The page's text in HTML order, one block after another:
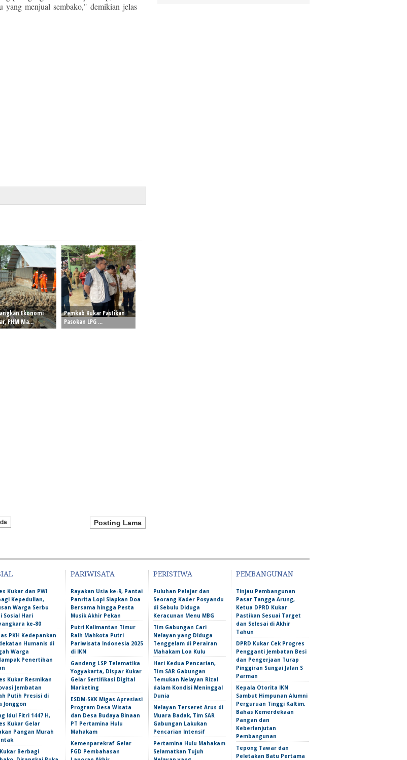
yang menjual sembako," demikian jelas
Ekonomi
PHM Ma...
Pemkab Kukar Pastikan
Pasokan LPG ...
Posting Lama
Kukar dan PWI
Kepedulian,
Warga Serbu
Sosial Hari
ke-80
PKH Kedepankan
Humanis di
Warga
Penertiban
Kukar Resmikan
Jembatan
Putih Presisi di
Jonggon
Idul Fitri 1447 H,
Kukar Gelar
Pangan Murah
Kukar Berbagi
PARIWISATA
Rayakan Usia ke-9, Pantai
Panrita Lopi Siapkan Doa
Bersama hingga Pesta
Musik Akhir Pekan
Putri Kalimantan Timur
Raih Mahkota Putri
Pariwisata Indonesia 2025
di IKN
Gandeng LSP Telematika
Yogyakarta, Dispar Kukar
Gelar Sertifikasi Digital
Marketing
ESDM-SKK Migas Apresiasi
Program Desa Wisata
dan Desa Budaya Binaan
PT Pertamina Hulu
Mahakam
Kemenparekraf Gelar
FGD Pembahasan
PERISTIWA
Puluhan Pelajar dan
Seorang Kader Posyandu
di Sebulu Diduga
Keracunan Menu MBG
Tim Gabungan Cari
Nelayan yang Diduga
Tenggelam di Perairan
Mahakam Loa Kulu
Hari Kedua Pencarian,
Tim SAR Gabungan
Temukan Nelayan Rizal
dalam Kondisi Meninggal
Dunia
Nelayan Terseret Arus di
Muara Badak, Tim SAR
Gabungan Lakukan
Pencarian Intensif
Pertamina Hulu Mahakam
Selamatkan Tujuh
PEMBANGUNAN
Tinjau Pembangunan
Pasar Tangga Arung,
Ketua DPRD Kukar
Pastikan Sesuai Target
dan Selesai di Akhir
Tahun
DPRD Kukar Cek Progres
Pengganti Jembatan Besi
dan Pengerjaan Turap
Pinggiran Sungai Jalan S
Parman
Kepala Otorita IKN
Sambut Himpunan Alumni
Perguruan Tinggi Kaltim,
Bahas Kemerdekaan
Pangan dan
Keberlanjutan
Pembangunan
Tepong Tawar dan
Peletakan Batu Pertama